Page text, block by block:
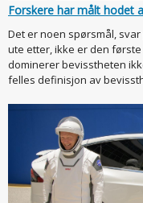
Forskere har målt hodet
Det er noen spørsmål,
ute etter, ikke er den
dominerer bevisstheten
felles definisjon av